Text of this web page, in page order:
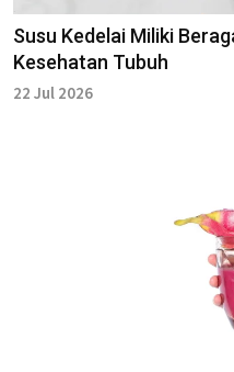
Susu Kedelai Miliki
Kesehatan Tubuh
22 Jul 2026